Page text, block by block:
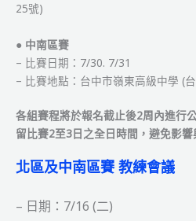
25號)
● 中南區賽
– 比賽日期：7/30. 7/31
– 比賽地點：台中市嶺東高級中學 (
各組賽程將於報名截止後2周內進行
留比賽2至3日之全日時間，避免影響
北區及中南區賽 教練會議
– 日期：7/16 (二)